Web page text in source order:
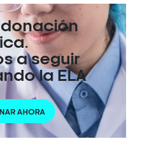
donación
a seguir
la ELA
AHORA